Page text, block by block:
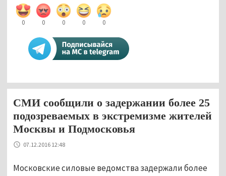
0 0 0 0 0
СМИ сообщили о задержании более 25
подозреваемых в экстремизме жителей
Москвы и Подмосковья
07.12.2016 12:48
Московские силовые ведомства задержали более